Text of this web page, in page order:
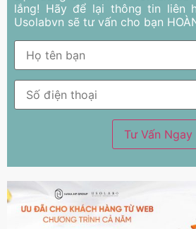
lắng! Hãy để lại thông tin liên
Usolabvn sẽ tư vấn cho bạn